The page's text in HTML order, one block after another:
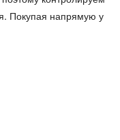
Покупая напрямую у